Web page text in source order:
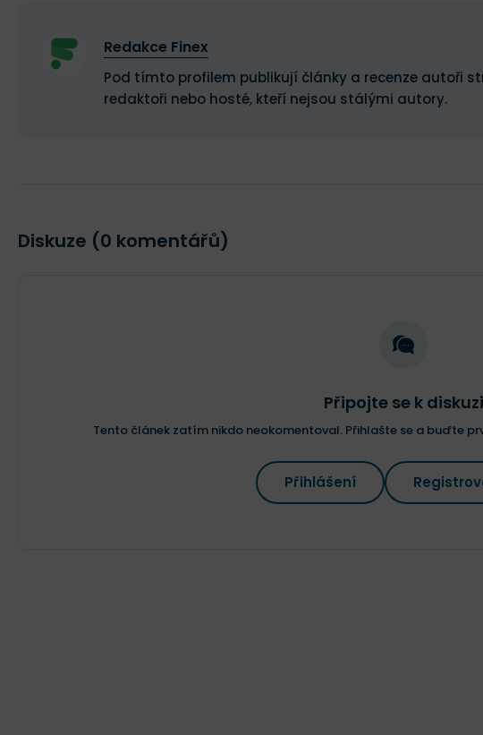
Redakce Finex
Pod tímto profilem publikují články a recenze autoři
redaktoři nebo hosté, kteří nejsou stálými autory.
Diskuze (0 komentářů)
Připojte se k diskuzi
Tento článek zatím nikdo neokomentoval. Přihlašte se a buďte
Přihlášení